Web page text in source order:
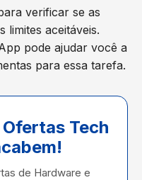
verificar se as
limites aceitáveis.
pode ajudar você a
para essa tarefa.
Tech
de Hardware e